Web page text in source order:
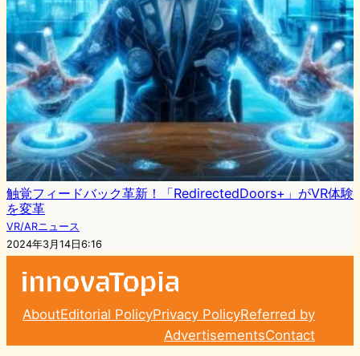
触覚フィードバック革新！「RedirectedDoors+」がVR体験
を変革
VR/ARニュース
2024年3月14日6:16
AboutEditorial PolicyPrivacy PolicyReferred by
AdvertisementsContact